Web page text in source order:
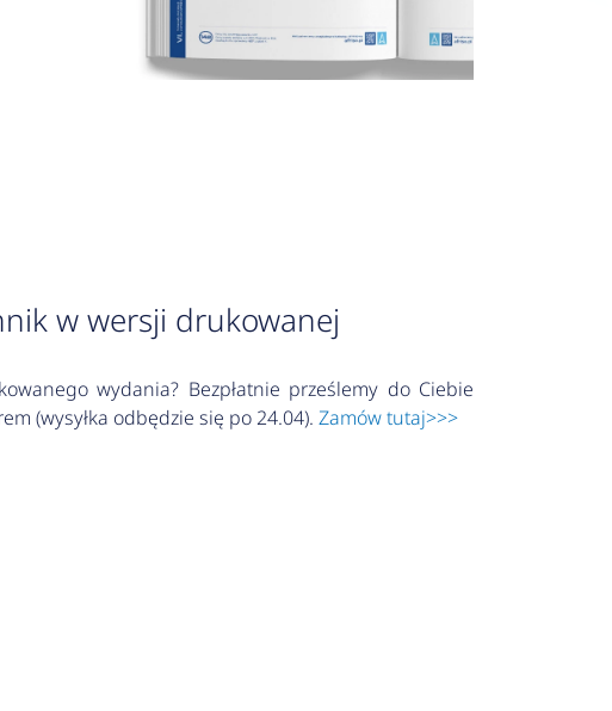
w wersji drukowanej
wydania? Bezpłatnie prześlemy do Ciebie
(wysyłka odbędzie się po 24.04). Zamów tutaj>>>